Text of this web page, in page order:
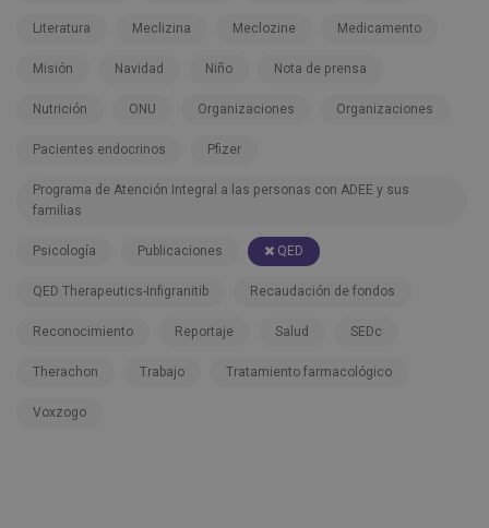
Literatura Meclizina Meclozine Medicamento
Misión Navidad Niño Nota de prensa
Nutrición ONU Organizaciones Organizaciones
Pacientes endocrinos Pfizer
Programa de Atención Integral a las personas con ADEE y sus
familias
Psicología Publicaciones QED
QED Therapeutics-Infigranitib Recaudación de fondos
Reconocimiento Reportaje Salud SEDc
Therachon Trabajo Tratamiento farmacológico
Voxzogo